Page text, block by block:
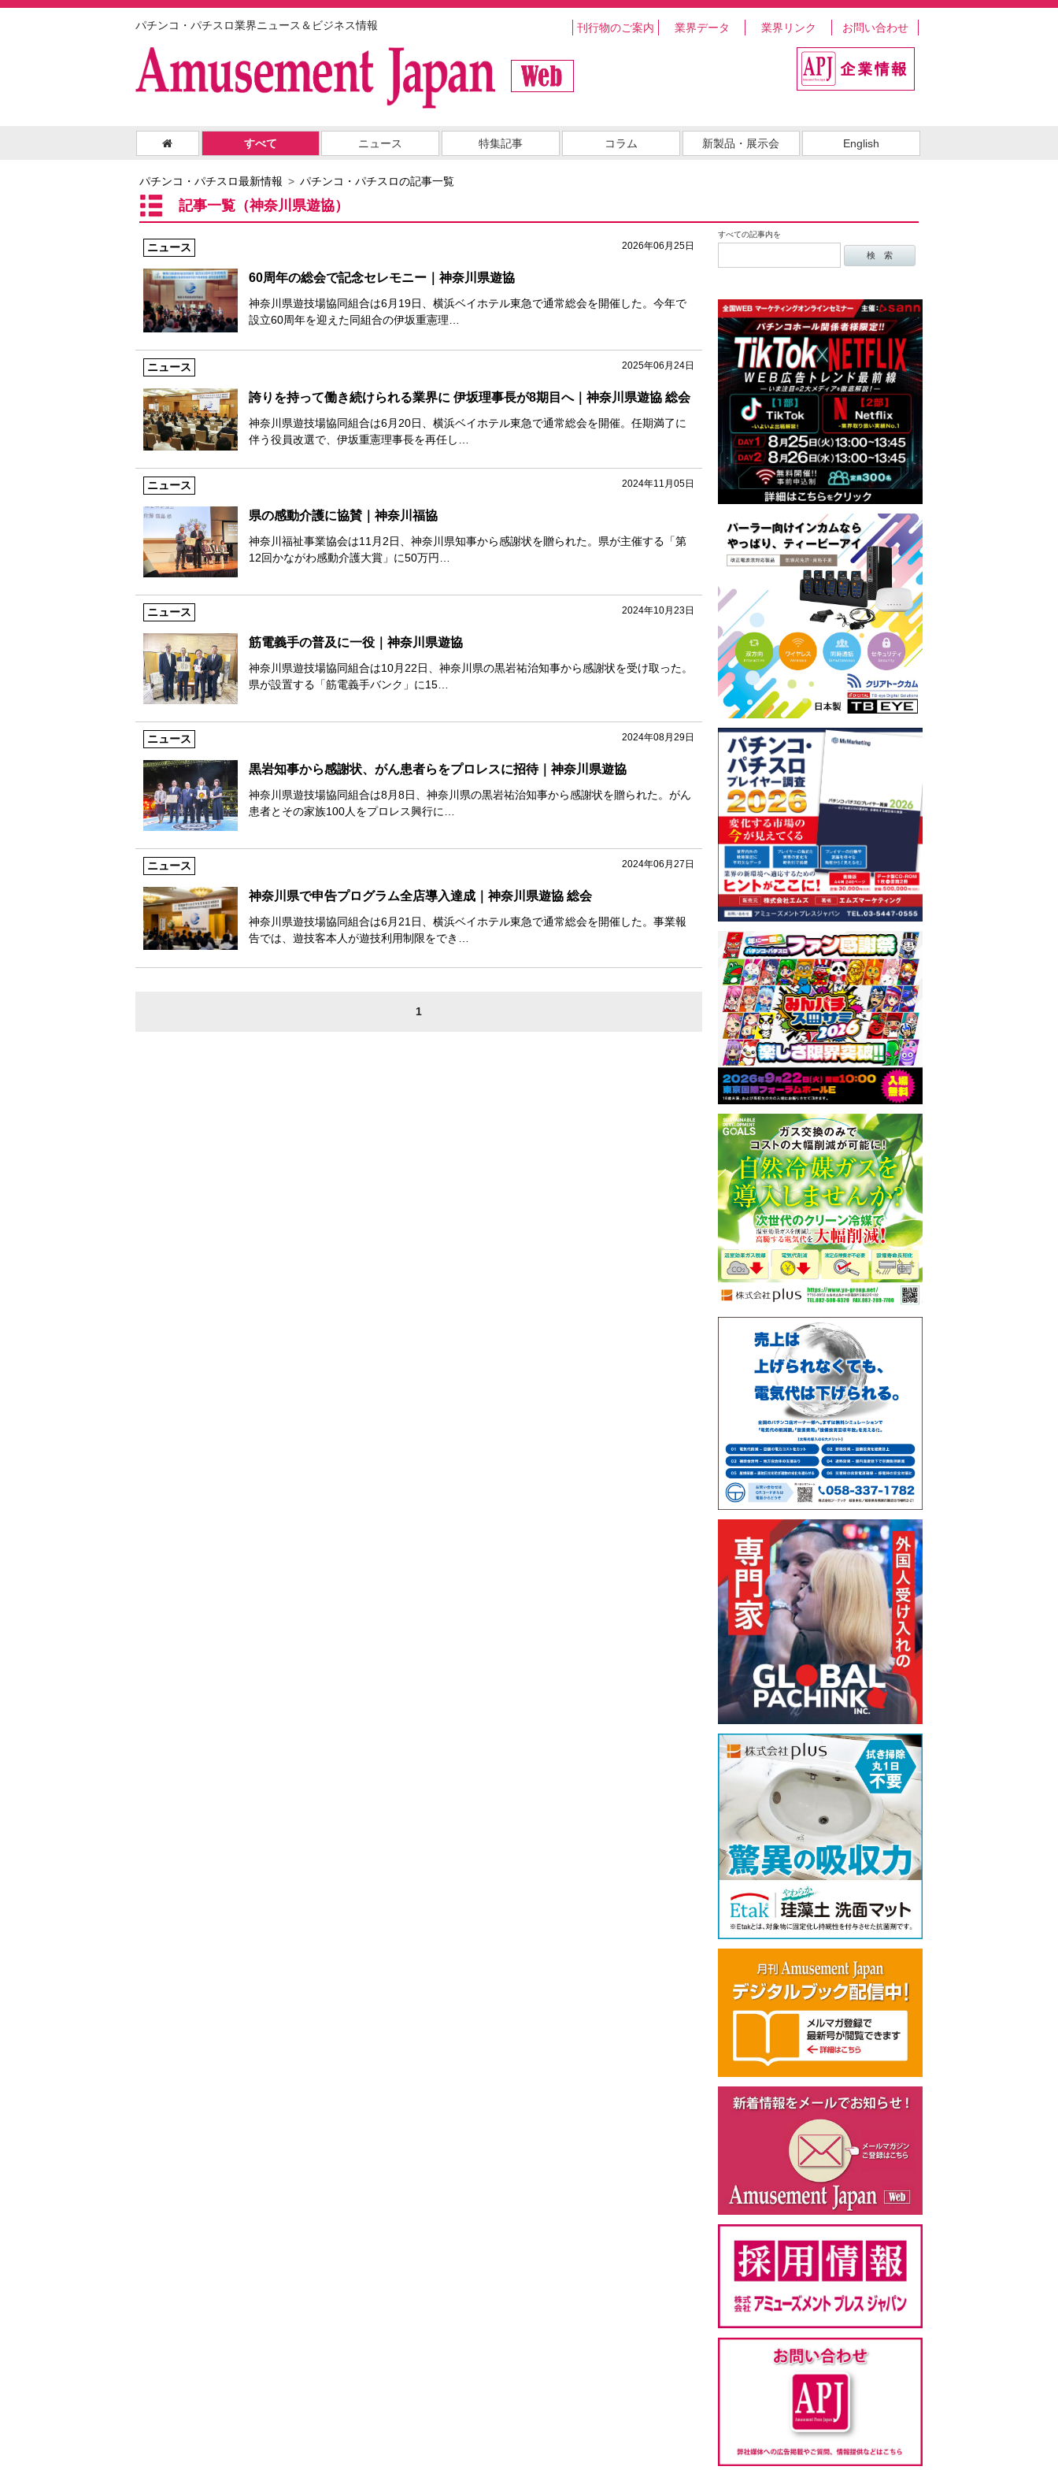
パチンコ・パチスロ業界ニュース＆ビジネス情報 刊行物のご案内 業界データ 業界リンク お問い合わせ
すべて ニュース 特集記事 コラム 新製品・展示会 English
パチンコ・パチスロ最新情報 パチンコ・パチスロの記事一覧
記事一覧（神奈川県遊協）
すべての記事内を
2026年06月25日
ニュース
60周年の総会で記念セレモニー｜神奈川県遊協
神奈川県遊技場協同組合は6月19日、横浜ベイホテル東急で通常総会を開催した。今年で
設立60周年を迎えた同組合の伊坂重憲理…
2025年06月24日
ニュース
誇りを持って働き続けられる業界に 伊坂理事長が8期目へ｜神奈川県遊協 総会
神奈川県遊技場協同組合は6月20日、横浜ベイホテル東急で通常総会を開催。任期満了に
伴う役員改選で、伊坂重憲理事長を再任し…
2024年11月05日
ニュース
県の感動介護に協賛｜神奈川福協
神奈川福祉事業協会は11月2日、神奈川県知事から感謝状を贈られた。県が主催する「第
12回かながわ感動介護大賞」に50万円…
2024年10月23日
ニュース
筋電義手の普及に一役｜神奈川県遊協
神奈川県遊技場協同組合は10月22日、神奈川県の黒岩祐治知事から感謝状を受け取った。
県が設置する「筋電義手バンク」に15…
2024年08月29日
ニュース
黒岩知事から感謝状、がん患者らをプロレスに招待｜神奈川県遊協
神奈川県遊技場協同組合は8月8日、神奈川県の黒岩祐治知事から感謝状を贈られた。がん
患者とその家族100人をプロレス興行に…
2024年06月27日
ニュース
神奈川県で申告プログラム全店導入達成｜神奈川県遊協 総会
神奈川県遊技場協同組合は6月21日、横浜ベイホテル東急で通常総会を開催した。事業報
告では、遊技客本人が遊技利用制限をでき…
1